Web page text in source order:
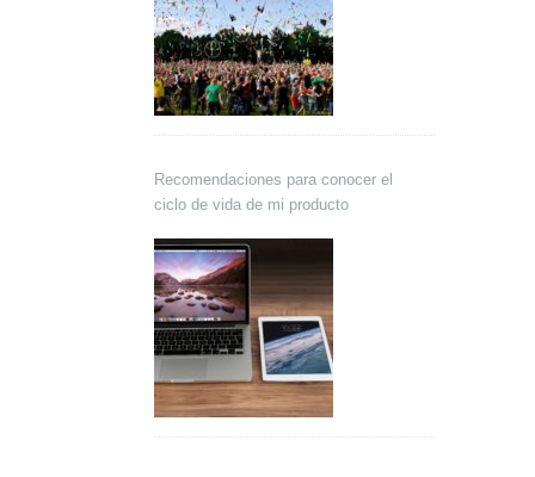
Recomendaciones para conocer el
ciclo de vida de mi producto